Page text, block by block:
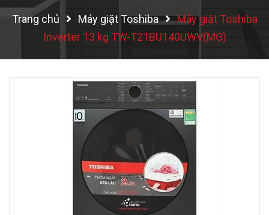
Trang chủ Máy giặt Toshiba
Máy giặt Toshiba
Inverter 13 kg TW-T21BU140UWV(MG)